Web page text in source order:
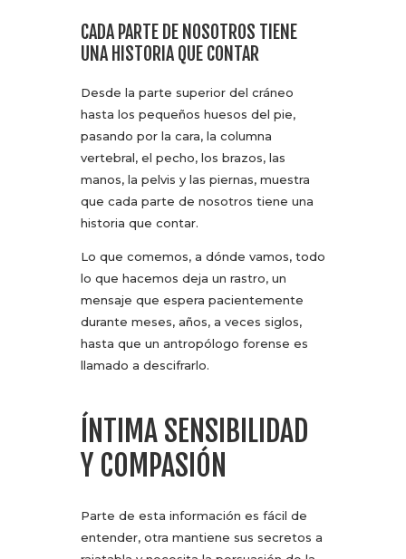
CADA PARTE DE NOSOTROS TIENE
UNA HISTORIA QUE CONTAR
Desde la parte superior del cráneo
hasta los pequeños huesos del pie,
pasando por la cara, la columna
vertebral, el pecho, los brazos, las
manos, la pelvis y las piernas, muestra
que cada parte de nosotros tiene una
historia que contar.
Lo que comemos, a dónde vamos, todo
lo que hacemos deja un rastro, un
mensaje que espera pacientemente
durante meses, años, a veces siglos,
hasta que un antropólogo forense es
llamado a descifrarlo.
ÍNTIMA SENSIBILIDAD
Y COMPASIÓN
Parte de esta información es fácil de
entender, otra mantiene sus secretos a